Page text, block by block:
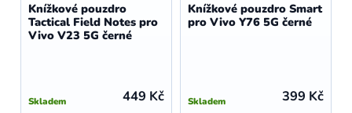
Knížkové pouzdro
Tactical Field Notes pro
Vivo V23 5G černé
Skladem 449 Kč
Knížkové pouzdro Smart
pro Vivo Y76 5G černé
Skladem 399 Kč